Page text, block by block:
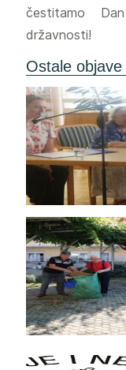
čestitamo
državnosti!
Ostale objave